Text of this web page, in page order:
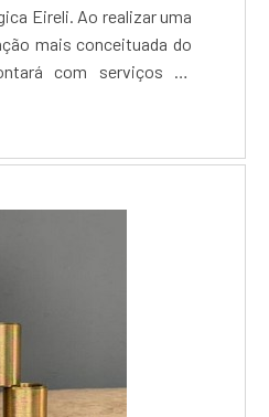
Eireli. Ao realizar uma
mais conceituada do
com serviços de
de especialistas para
o tema é
com a SN indústria
design completo de